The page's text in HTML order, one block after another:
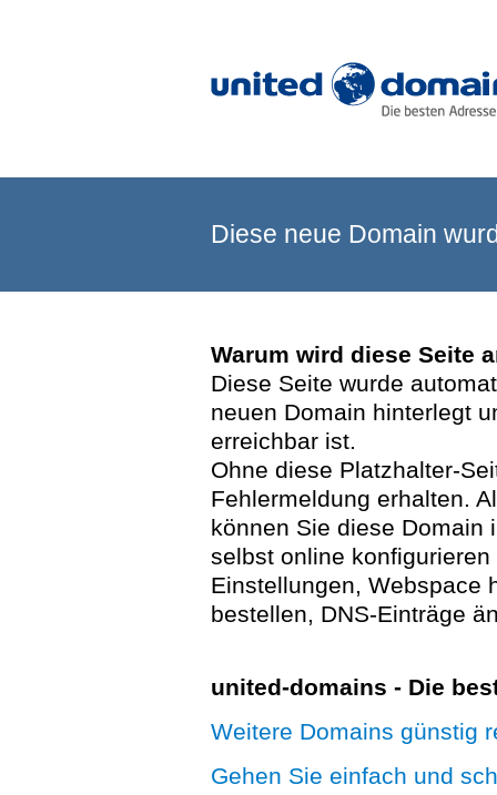
Diese neue Domain
Warum wird diese Seite
Diese Seite wurde
neuen Domain hinterlegt
erreichbar ist.
Ohne diese Platzhalter-
Fehlermeldung erhalten.
können Sie diese Domain
selbst online
Einstellungen, Webspace
bestellen, DNS-Einträge
united-domains - Die
Weitere Domains günstig
Gehen Sie einfach und